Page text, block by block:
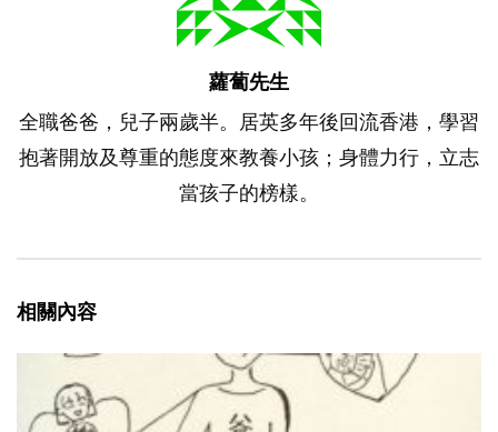
蘿蔔先生
全職爸爸，兒子兩歲半。居英多年後回流香港，學習
抱著開放及尊重的態度來教養小孩；身體力行，立志
當孩子的榜樣。
相關內容